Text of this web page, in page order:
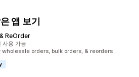
앱 보기
ReOrder
사용 가능
wholesale orders, bulk orders, & reorders